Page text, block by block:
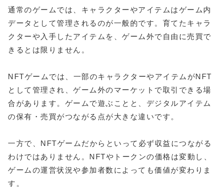
通常のゲームでは、キャラクターやアイテムはゲーム内
データとして管理されるのが一般的です。育てたキャラ
クターや入手したアイテムを、ゲーム外で自由に売買で
きるとは限りません。
NFTゲームでは、一部のキャラクターやアイテムがNFT
として管理され、ゲーム外のマーケットで取引できる場
合があります。ゲームで遊ぶことと、デジタルアイテム
の保有・売買がつながる点が大きな違いです。
一方で、NFTゲームだからといって必ず収益につながる
わけではありません。NFTやトークンの価格は変動し、
ゲームの運営状況や参加者数によっても価値が変わりま
す。